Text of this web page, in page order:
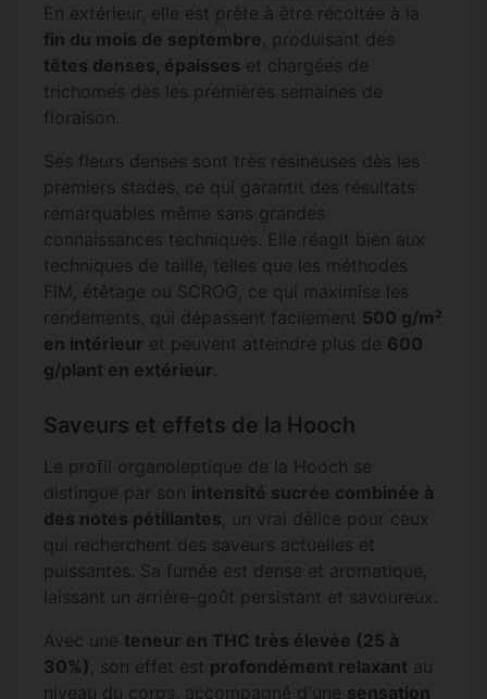
En extérieur, elle est prête à être récoltée à la
fin du mois de septembre, produisant des
têtes denses, épaisses et chargées de
trichomes dès les premières semaines de
floraison.
Ses fleurs denses sont très résineuses dès les
premiers stades, ce qui garantit des résultats
remarquables même sans grandes
connaissances techniques. Elle réagit bien aux
techniques de taille, telles que les méthodes
FIM, étêtage ou SCROG, ce qui maximise les
rendements, qui dépassent facilement 500 g/m²
en intérieur et peuvent atteindre plus de 600
g/plant en extérieur.
Saveurs et effets de la Hooch
Le profil organoleptique de la Hooch se
distingue par son intensité sucrée combinée à
des notes pétillantes, un vrai délice pour ceux
qui recherchent des saveurs actuelles et
puissantes. Sa fumée est dense et aromatique,
laissant un arrière-goût persistant et savoureux.
Avec une teneur en THC très élevée (25 à
30%) , son effet est profondément relaxant au
niveau du corps, accompagné d'une sensation